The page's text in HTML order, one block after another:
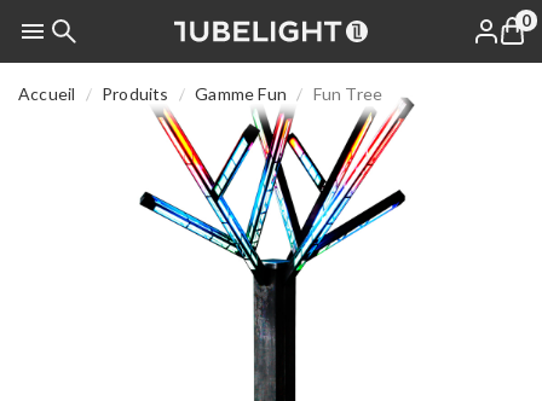
 0
Accueil Produits Gamme Fun Fun Tree